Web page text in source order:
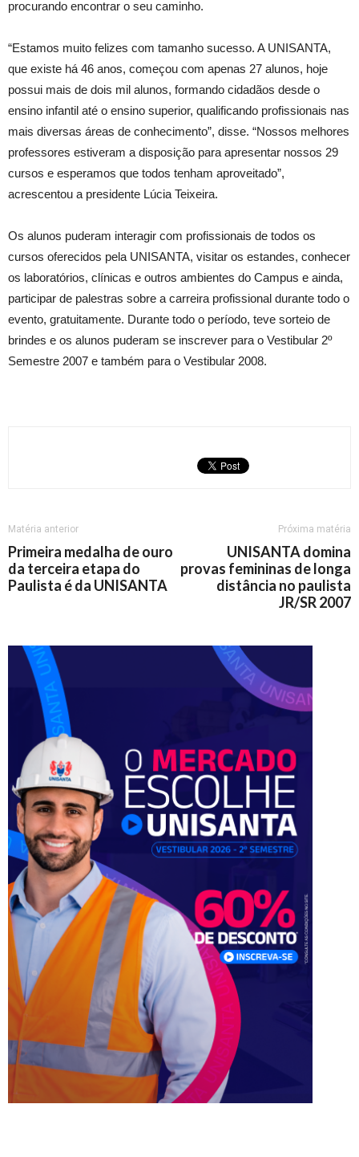
procurando encontrar o seu caminho.
“Estamos muito felizes com tamanho sucesso. A UNISANTA,
que existe há 46 anos, começou com apenas 27 alunos, hoje
possui mais de dois mil alunos, formando cidadãos desde o
ensino infantil até o ensino superior, qualificando profissionais nas
mais diversas áreas de conhecimento”, disse. “Nossos melhores
professores estiveram a disposição para apresentar nossos 29
cursos e esperamos que todos tenham aproveitado”,
acrescentou a presidente Lúcia Teixeira.
Os alunos puderam interagir com profissionais de todos os
cursos oferecidos pela UNISANTA, visitar os estandes, conhecer
os laboratórios, clínicas e outros ambientes do Campus e ainda,
participar de palestras sobre a carreira profissional durante todo o
evento, gratuitamente. Durante todo o período, teve sorteio de
brindes e os alunos puderam se inscrever para o Vestibular 2º
Semestre 2007 e também para o Vestibular 2008.
Matéria anterior
Primeira medalha de ouro
da terceira etapa do
Paulista é da UNISANTA
Próxima matéria
UNISANTA domina
provas femininas de longa
distância no paulista
JR/SR 2007